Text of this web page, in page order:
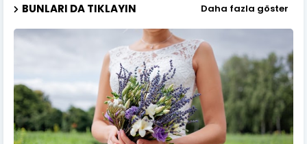
BUNLARI DA TIKLAYIN Daha fazla göster